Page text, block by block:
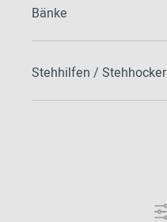
Bänke
Stehhilfen / Stehhocker